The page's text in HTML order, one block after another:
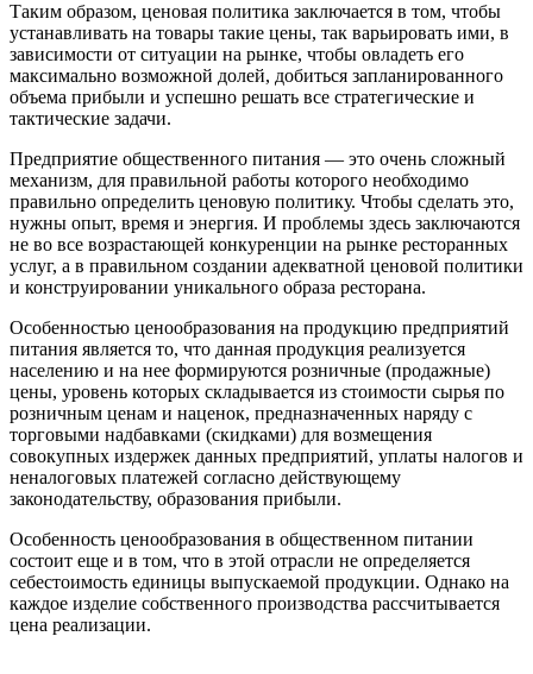
Таким образом, ценовая политика заключается в том, чтобы
устанавливать на товары такие цены, так варьировать ими, в
зависимости от ситуации на рынке, чтобы овладеть его
максимально возможной долей, добиться запланированного
объема прибыли и успешно решать все стратегические и
тактические задачи.
Предприятие общественного питания — это очень сложный
механизм, для правильной работы которого необходимо
правильно определить ценовую политику. Чтобы сделать это,
нужны опыт, время и энергия. И проблемы здесь заключаются
не во все возрастающей конкуренции на рынке ресторанных
услуг, а в правильном создании адекватной ценовой политики
и конструировании уникального образа ресторана.
Особенностью ценообразования на продукцию предприятий
питания является то, что данная продукция реализуется
населению и на нее формируются розничные (продажные)
цены, уровень которых складывается из стоимости сырья по
розничным ценам и наценок, предназначенных наряду с
торговыми надбавками (скидками) для возмещения
совокупных издержек данных предприятий, уплаты налогов и
неналоговых платежей согласно действующему
законодательству, образования прибыли.
Особенность ценообразования в общественном питании
состоит еще и в том, что в этой отрасли не определяется
себестоимость единицы выпускаемой продукции. Однако на
каждое изделие собственного производства рассчитывается
цена реализации.